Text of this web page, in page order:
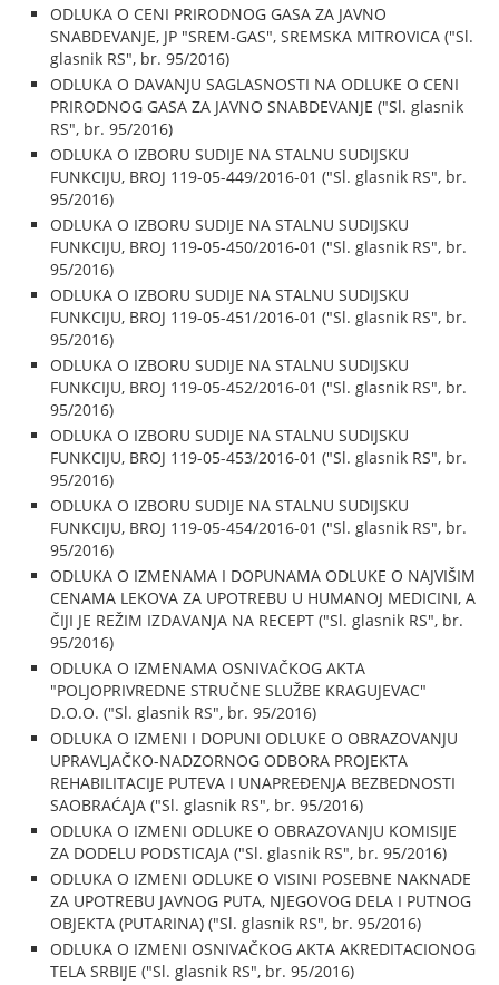
ODLUKA O CENI PRIRODNOG GASA ZA JAVNO
SNABDEVANJE, JP "SREM-GAS", SREMSKA MITROVICA ("Sl.
glasnik RS", br. 95/2016)
ODLUKA O DAVANJU SAGLASNOSTI NA ODLUKE O CENI
PRIRODNOG GASA ZA JAVNO SNABDEVANJE ("Sl. glasnik
RS", br. 95/2016)
ODLUKA O IZBORU SUDIJE NA STALNU SUDIJSKU
FUNKCIJU, BROJ 119-05-449/2016-01 ("Sl. glasnik RS", br.
95/2016)
ODLUKA O IZBORU SUDIJE NA STALNU SUDIJSKU
FUNKCIJU, BROJ 119-05-450/2016-01 ("Sl. glasnik RS", br.
95/2016)
ODLUKA O IZBORU SUDIJE NA STALNU SUDIJSKU
FUNKCIJU, BROJ 119-05-451/2016-01 ("Sl. glasnik RS", br.
95/2016)
ODLUKA O IZBORU SUDIJE NA STALNU SUDIJSKU
FUNKCIJU, BROJ 119-05-452/2016-01 ("Sl. glasnik RS", br.
95/2016)
ODLUKA O IZBORU SUDIJE NA STALNU SUDIJSKU
FUNKCIJU, BROJ 119-05-453/2016-01 ("Sl. glasnik RS", br.
95/2016)
ODLUKA O IZBORU SUDIJE NA STALNU SUDIJSKU
FUNKCIJU, BROJ 119-05-454/2016-01 ("Sl. glasnik RS", br.
95/2016)
ODLUKA O IZMENAMA I DOPUNAMA ODLUKE O NAJVIŠIM
CENAMA LEKOVA ZA UPOTREBU U HUMANOJ MEDICINI, A
ČIJI JE REŽIM IZDAVANJA NA RECEPT ("Sl. glasnik RS", br.
95/2016)
ODLUKA O IZMENAMA OSNIVAČKOG AKTA
"POLJOPRIVREDNE STRUČNE SLUŽBE KRAGUJEVAC"
D.O.O. ("Sl. glasnik RS", br. 95/2016)
ODLUKA O IZMENI I DOPUNI ODLUKE O OBRAZOVANJU
UPRAVLJAČKO-NADZORNOG ODBORA PROJEKTA
REHABILITACIJE PUTEVA I UNAPREĐENJA BEZBEDNOSTI
SAOBRAĆAJA ("Sl. glasnik RS", br. 95/2016)
ODLUKA O IZMENI ODLUKE O OBRAZOVANJU KOMISIJE
ZA DODELU PODSTICAJA ("Sl. glasnik RS", br. 95/2016)
ODLUKA O IZMENI ODLUKE O VISINI POSEBNE NAKNADE
ZA UPOTREBU JAVNOG PUTA, NJEGOVOG DELA I PUTNOG
OBJEKTA (PUTARINA) ("Sl. glasnik RS", br. 95/2016)
ODLUKA O IZMENI OSNIVAČKOG AKTA AKREDITACIONOG
TELA SRBIJE ("Sl. glasnik RS", br. 95/2016)